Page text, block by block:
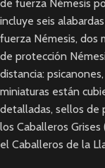
de fuerza Némesis
incluye seis
fuerza Némesis, dos
de protección
distancia:
miniaturas están
detalladas, sellos de
los Caballeros
el Caballeros de la